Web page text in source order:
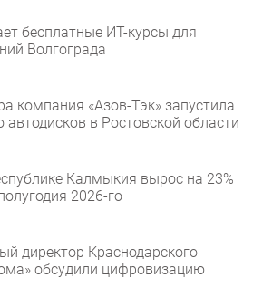
бесплатные ИТ-курсы для
Волгограда
компания «Азов-Тэк» запустила
автодисков в Ростовской области
Калмыкия вырос на 23%
2026-го
директор Краснодарского
обсудили цифровизацию